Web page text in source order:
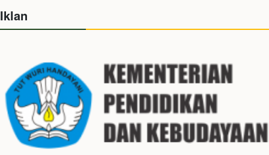
Iklan